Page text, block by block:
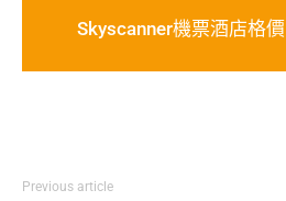
Skyscanner機票酒店格價
Previous article